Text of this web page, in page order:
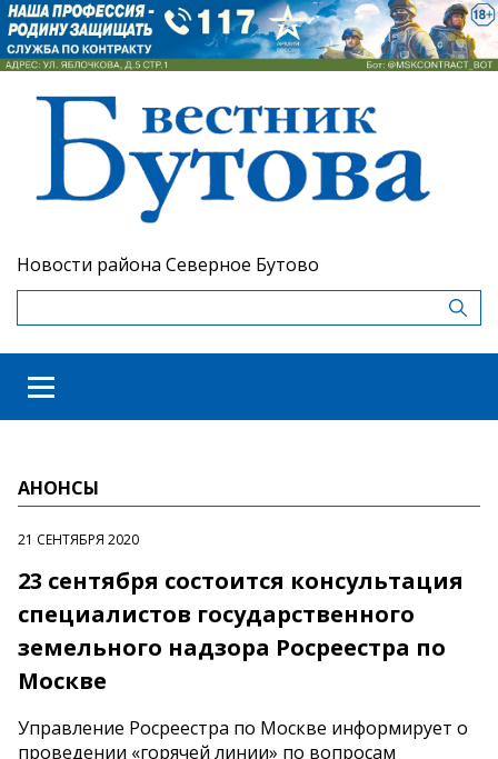
Новости района Северное Бутово
АНОНСЫ
21 СЕНТЯБРЯ 2020
23 сентября состоится консультация
специалистов государственного
земельного надзора Росреестра по
Москве
Управление Росреестра по Москве информирует о
проведении «горячей линии» по вопросам